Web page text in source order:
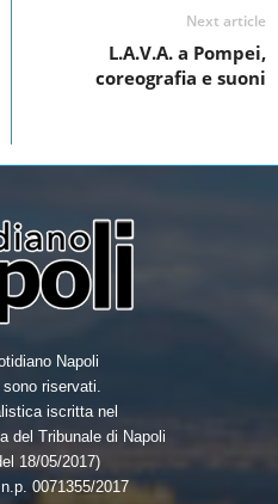
Next article
L.A.V.A. a Pompei,
coreografia e suoni
Napoli
riservati.
iscritta nel
del Tribunale di Napoli
18/05/2017)
0071355/2017